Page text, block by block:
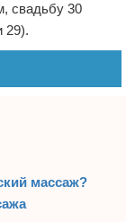
свадьбу 30
29).
массаж?